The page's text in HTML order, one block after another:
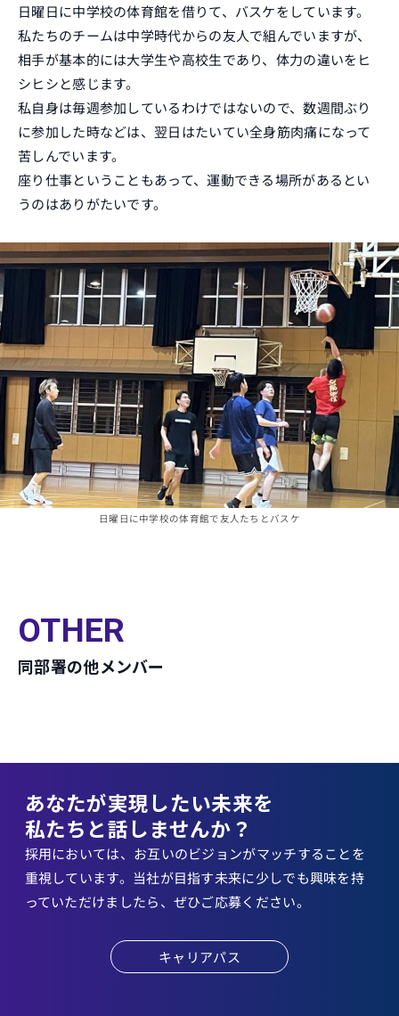
日曜日に中学校の体育館を借りて、バスケをしています。
私たちのチームは中学時代からの友人で組んでいますが、
相手が基本的には大学生や高校生であり、体力の違いをヒ
シヒシと感じます。
私自身は毎週参加しているわけではないので、数週間ぶり
に参加した時などは、翌日はたいてい全身筋肉痛になって
苦しんでいます。
座り仕事ということもあって、運動できる場所があるとい
うのはありがたいです。
日曜日に中学校の体育館で友人たちとバスケ
OTHER
同部署の他メンバー
あなたが実現したい未来を
私たちと話しませんか？
採用においては、お互いのビジョンがマッチすることを
重視しています。当社が目指す未来に少しでも興味を持
っていただけましたら、ぜひご応募ください。
キャリアパス